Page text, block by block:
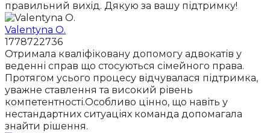
правильний вихід. Дякую за вашу підтримку!
Valentyna O.
1778722736
Отримала кваліфіковану допомогу адвокатів у
веденні справ що стосуються сімейного права.
Протягом усього процесу відчувалася підтримка,
уважне ставлення та високий рівень
компетентності.Особливо цінно, що навіть у
нестандартних ситуаціях команда допомагала
знайти рішення.